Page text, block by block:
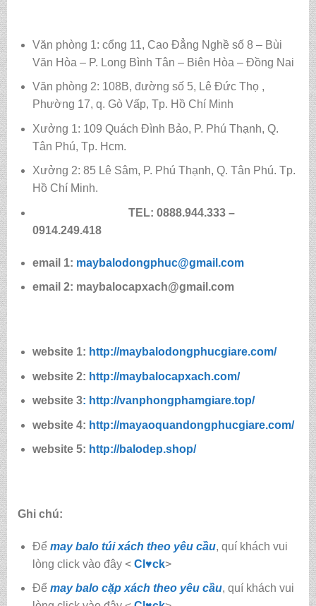
Văn phòng 1: cổng 11, Cao Đẳng Nghề số 8 – Bùi
Văn Hòa – P. Long Bình Tân – Biên Hòa – Đồng Nai
Văn phòng 2: 108B, đường số 5, Lê Đức Thọ ,
Phường 17, q. Gò Vấp, Tp. Hồ Chí Minh
Xưởng 1: 109 Quách Đình Bảo, P. Phú Thạnh, Q.
Tân Phú, Tp. Hcm.
Xưởng 2: 85 Lê Sâm, P. Phú Thạnh, Q. Tân Phú. Tp.
Hồ Chí Minh.
TEL: 0888.944.333 –
0914.249.418
email 1: maybalodongphuc@gmail.com
email 2: maybalocapxach@gmail.com
website 1: http://maybalodongphucgiare.com/
website 2: http://maybalocapxach.com/
website 3: http://vanphongphamgiare.top/
website 4: http://mayaoquandongphucgiare.com/
website 5: http://balodep.shop/
Ghi chú:
Để may balo túi xách theo yêu cầu, quí khách vui
lòng click vào đây < Cl♥ck>
Để may balo cặp xách theo yêu cầu, quí khách vui